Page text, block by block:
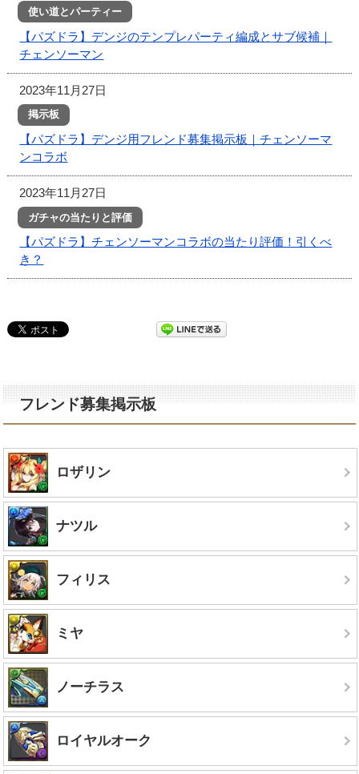
使い道とパーティー
【パズドラ】デンジのテンプレパーティ編成とサブ候補｜
チェンソーマン
2023年11月27日
掲示板
【パズドラ】デンジ用フレンド募集掲示板｜チェンソーマ
ンコラボ
2023年11月27日
ガチャの当たりと評価
【パズドラ】チェンソーマンコラボの当たり評価！引くべ
き？
フレンド募集掲示板
ロザリン
ナツル
フィリス
ミヤ
ノーチラス
ロイヤルオーク